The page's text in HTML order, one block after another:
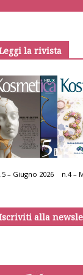
la rivista
– Giugno 2026 n.4 –
alla